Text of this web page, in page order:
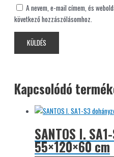
A nevem, e-mail címem, és
következő hozzászólásomhoz.
Kapcsolódó
SANTOS I.
55×120×60 cm